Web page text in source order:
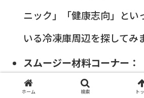
ニック」「健康志向」とい
いる冷凍庫周辺を探してみ
スムージー材料コーナー：
スムージー用の冷凍野菜や
ホーム 検索 ト